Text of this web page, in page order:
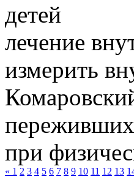
лечение
измерить
при
« 1 2 3 4 5 6 7 8 9 10 11 12 13